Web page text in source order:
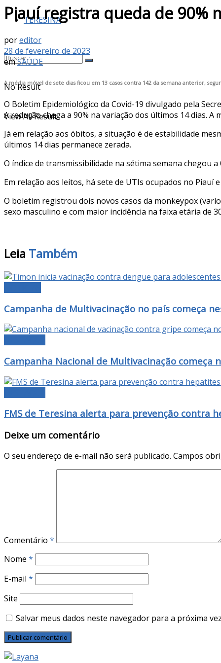
TERESINA
No Result
View All Result
Piauí registra queda de 90%
poreditor
28 de fevereiro de 2023
emSAÚDE
A média móvel de sete dias ficou em 13 casos contra 142 da semana anterior,
O Boletim Epidemiológico da Covid-19 divulgado pela
A redução chega a 90% na variação dos últimos 14 dias.
Já em relação aos óbitos, a situação é de estabilidade
últimos 14 dias permanece zerada.
O índice de transmissibilidade na sétima semana chegou
Em relação aos leitos, há sete de UTIs ocupados no Piauí
O boletim registrou dois novos casos da monkeypox
sexo masculino e com maior incidência na faixa etária de
Leia Também
Campanha de Multivacinação no país começa
Campanha Nacional de Multivacinação começa
FMS de Teresina alerta para prevenção contra
Deixe um comentário
O seu endereço de e-mail não será publicado. Campos
Comentário *
Nome *
E-mail *
Site
Salvar meus dados neste navegador para a próxima